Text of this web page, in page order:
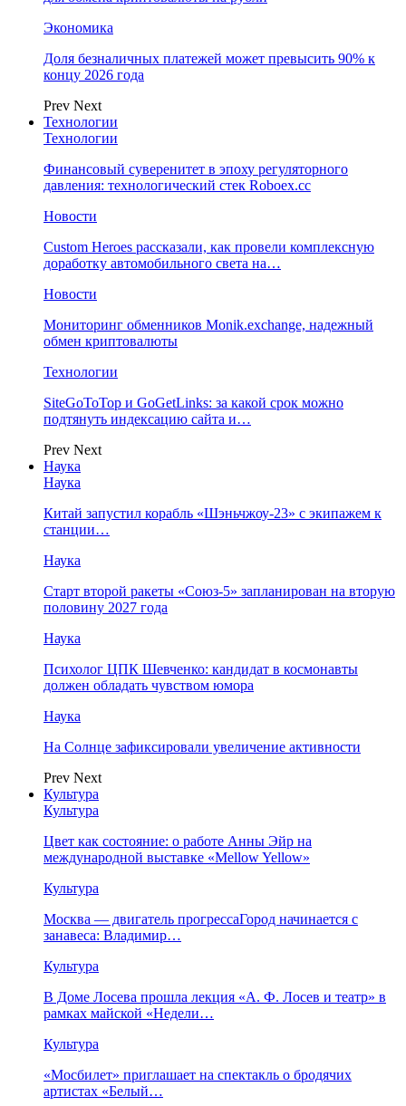
Экономика
Доля безналичных платежей может превысить 90% к
концу 2026 года
Prev Next
Технологии
Технологии
Финансовый суверенитет в эпоху регуляторного
давления: технологический стек Roboex.cc
Новости
Custom Heroes рассказали, как провели комплексную
доработку автомобильного света на…
Новости
Мониторинг обменников Monik.exchange, надежный
обмен криптовалюты
Технологии
SiteGoToTop и GoGetLinks: за какой срок можно
подтянуть индексацию сайта и…
Prev Next
Наука
Наука
Китай запустил корабль «Шэньчжоу-23» с экипажем к
станции…
Наука
Старт второй ракеты «Союз-5» запланирован на вторую
половину 2027 года
Наука
Психолог ЦПК Шевченко: кандидат в космонавты
должен обладать чувством юмора
Наука
На Солнце зафиксировали увеличение активности
Prev Next
Культура
Культура
Цвет как состояние: о работе Анны Эйр на
международной выставке «Mellow Yellow»
Культура
Москва — двигатель прогрессаГород начинается с
занавеса: Владимир…
Культура
В Доме Лосева прошла лекция «А. Ф. Лосев и театр» в
рамках майской «Недели…
Культура
«Мосбилет» приглашает на спектакль о бродячих
артистах «Белый…